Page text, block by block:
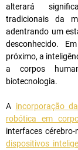
alterará
tradicionais da
adentrando um
desconhecido.
próximo, a
a corpos
biotecnologia.
A incorporação
robótica em
interfaces cérebro-
dispositivos